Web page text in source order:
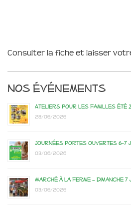
Consulter la fiche et laisser
Nos événements
Ateliers pour les familles été
28/06/2026
Journées portes ouvertes 6-7
03/06/2026
Marché à la ferme – dimanche 7
03/06/2026